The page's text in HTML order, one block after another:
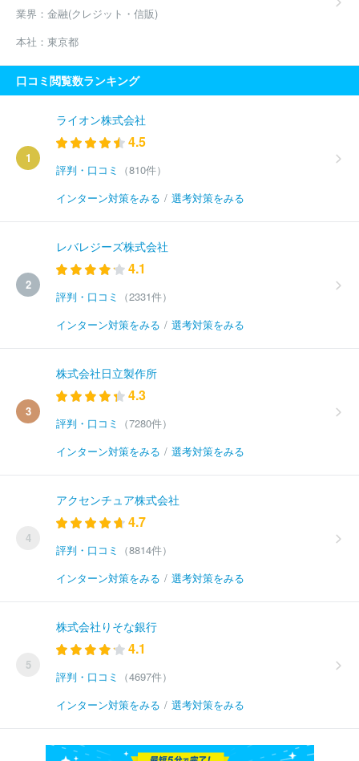
業界： 金融(クレジット・信販)
本社： 東京都
口コミ閲覧数ランキング
1
ライオン株式会社
4.5
評判・口コミ
（810件）
インターン対策をみる / 選考対策をみる
2
レバレジーズ株式会社
4.1
評判・口コミ
（2331件）
インターン対策をみる / 選考対策をみる
3
株式会社日立製作所
4.3
評判・口コミ
（7280件）
インターン対策をみる / 選考対策をみる
4
アクセンチュア株式会社
4.7
評判・口コミ
（8814件）
インターン対策をみる / 選考対策をみる
5
株式会社りそな銀行
4.1
評判・口コミ
（4697件）
インターン対策をみる / 選考対策をみる